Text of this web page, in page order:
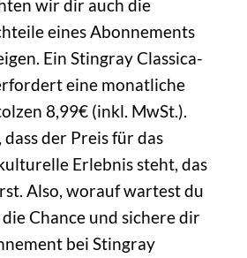
wir dir auch die
eines Abonnements
Ein Stingray Classica-
eine monatliche
8,99€ (inkl. MwSt.).
der Preis für das
Erlebnis steht, das
Also, worauf wartest du
Chance und sichere dir
bei Stingray